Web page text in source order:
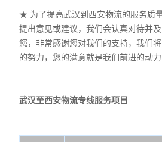
★ 为了提高武汉到西安物流的服务质
提出意见或建议，我们会认真对待并
您，非常感谢您对我们的支持，我们
的努力，您的满意就是我们前进的动
武汉至西安物流专线服务项目